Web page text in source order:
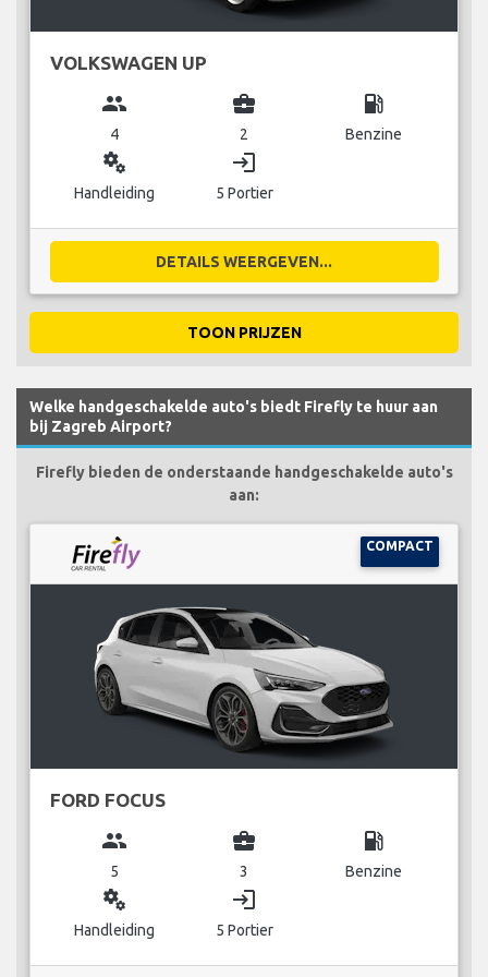
VOLKSWAGEN UP
group
4
business_center
2
local_gas_station
Benzine
miscellaneous_services
Handleiding
login
5 Portier
DETAILS WEERGEVEN...
TOON PRIJZEN
Welke handgeschakelde auto's biedt Firefly te huur aan
bij Zagreb Airport?
Firefly bieden de onderstaande handgeschakelde auto's
aan:
COMPACT
FORD FOCUS
group
5
business_center
3
local_gas_station
Benzine
miscellaneous_services
Handleiding
login
5 Portier